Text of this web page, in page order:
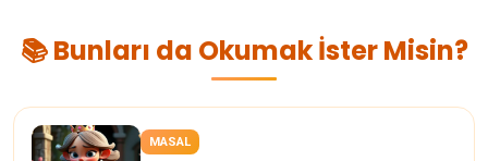
📚 Bunları da Okumak İster Misin?
MASAL